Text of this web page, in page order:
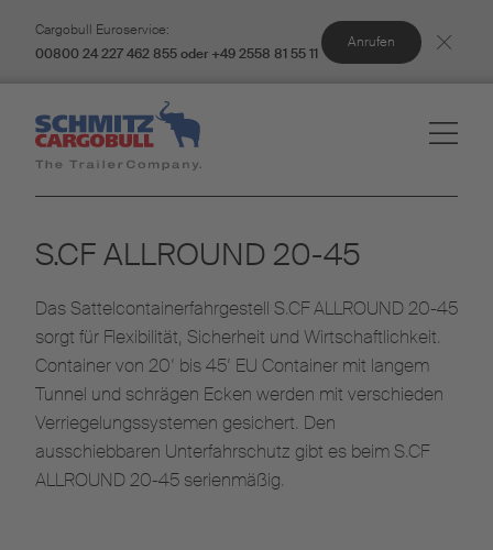
Cargobull Euroservice:
00800 24 227 462 855 oder +49 2558 81 55 11
Anrufen
S.CF ALLROUND 20-45
Das Sattelcontainerfahrgestell S.CF ALLROUND 20-45
sorgt für Flexibilität, Sicherheit und Wirtschaftlichkeit.
Container von 20‘ bis 45‘ EU Container mit langem
Tunnel und schrägen Ecken werden mit verschieden
Verriegelungssystemen gesichert. Den
ausschiebbaren Unterfahrschutz gibt es beim S.CF
ALLROUND 20-45 serienmäßig.